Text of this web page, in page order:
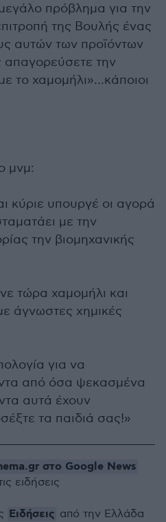
πρόβλημα για την
της Βουλής ένας
αυτών των προϊόντων
απαγορεύσετε την
το χαμομήλι»…κάποιοι
μνμ:
κύριε υπουργέ οι αγορά
με την
την βιομηχανικής
τώρα χαμομήλι και
άγνωστες χημικές
για να
από όσα ψεκασμένα
αυτά έχουν
τα παιδιά σας!»
στο Google News
ειδήσεις
Ειδήσεις από την Ελλάδα